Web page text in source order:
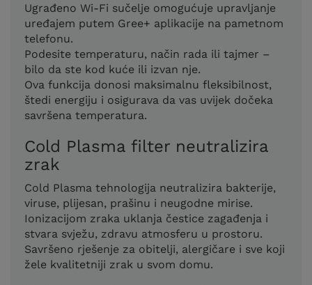
Ugrađeno Wi-Fi sučelje omogućuje upravljanje
uređajem putem Gree+ aplikacije na pametnom
telefonu.
Podesite temperaturu, način rada ili tajmer –
bilo da ste kod kuće ili izvan nje.
Ova funkcija donosi maksimalnu fleksibilnost,
štedi energiju i osigurava da vas uvijek dočeka
savršena temperatura.
Cold Plasma filter neutralizira
zrak
Cold Plasma tehnologija neutralizira bakterije,
viruse, plijesan, prašinu i neugodne mirise.
Ionizacijom zraka uklanja čestice zagađenja i
stvara svježu, zdravu atmosferu u prostoru.
Savršeno rješenje za obitelji, alergičare i sve koji
žele kvalitetniji zrak u svom domu.